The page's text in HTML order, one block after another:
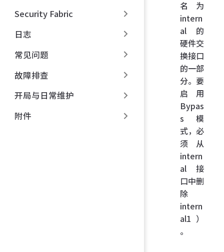
Security Fabric
日志
常见问题
故障排查
开局与日常维护
附件
名为
intern
al 的
硬件交
换接口
的一部
分。要
启用
Bypas
s 模
式，必
须从
intern
al 接
口中删
除
intern
al1）
。